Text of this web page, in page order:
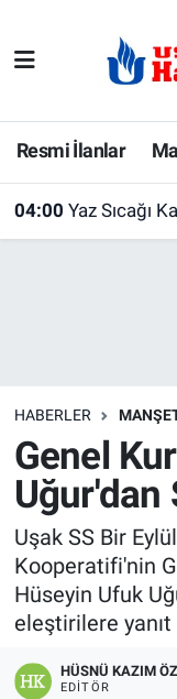
Resmi İlanlar
04:00 Yaz Sıcağı Kalbi
HABERLER
Genel
Uğur'dan
Uşak SS Bir
Kooperatifi'nin
Hüseyin Ufuk
eleştirilere
HÜSNÜ KAZIM
EDITÖR
E-Gazete
Ekonomi
Köşe Yazarları
Kültür Sanat
Manşet
Resmi İlanlar
Uşak Hava
Uşak Trafik